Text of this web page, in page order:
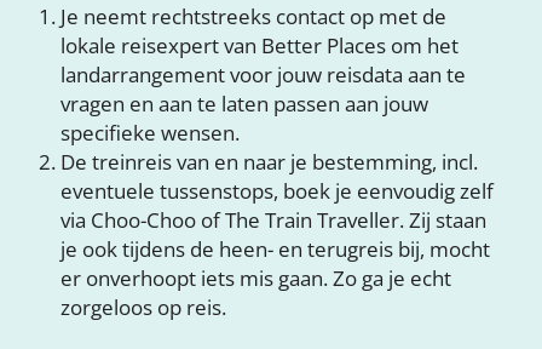
Je neemt rechtstreeks contact op met de
lokale reisexpert van Better Places om het
landarrangement voor jouw reisdata aan te
vragen en aan te laten passen aan jouw
specifieke wensen.
De treinreis van en naar je bestemming, incl.
eventuele tussenstops, boek je eenvoudig zelf
via Choo-Choo of The Train Traveller. Zij staan
je ook tijdens de heen- en terugreis bij, mocht
er onverhoopt iets mis gaan. Zo ga je echt
zorgeloos op reis.